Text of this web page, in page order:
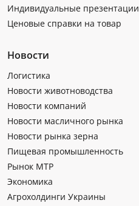
Индивидуальные презентации
Ценовые справки на товар
Новости
Логистика
Новости животноводства
Новости компаний
Новости масличного рынка
Новости рынка зерна
Пищевая промышленность
Рынок МТР
Экономика
Агрохолдинги Украины